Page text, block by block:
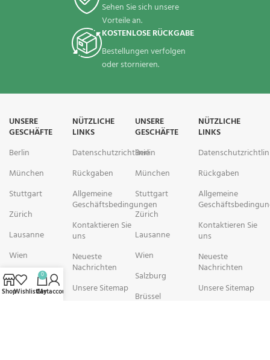
Sehen Sie sich unsere
Vorteile an.
KOSTENLOSE RÜCKGABE
Bestellungen verfolgen
oder stornieren.
UNSERE
GESCHÄFTE
Berlin
München
Stuttgart
Zürich
Lausanne
Wien
Salzburg
Brüssel
NÜTZLICHE
LINKS
Datenschutzrichtlinie
Rückgaben
Allgemeine
Geschäftsbedingungen
Kontaktieren Sie
uns
Neueste
Nachrichten
Unsere Sitemap
UNSERE
GESCHÄFTE
Berlin
München
Stuttgart
Zürich
Lausanne
Wien
Salzburg
Brüssel
NÜTZLICHE
LINKS
Rückgaben
Allgemeine
Kontaktieren Sie
uns
Neueste
Nachrichten
Unsere Sitemap
ShopWishlist
0
Cart
My account